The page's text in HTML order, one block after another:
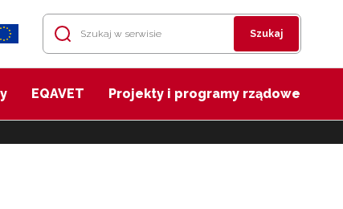
Szukaj
EQAVET Projekty i programy rządowe